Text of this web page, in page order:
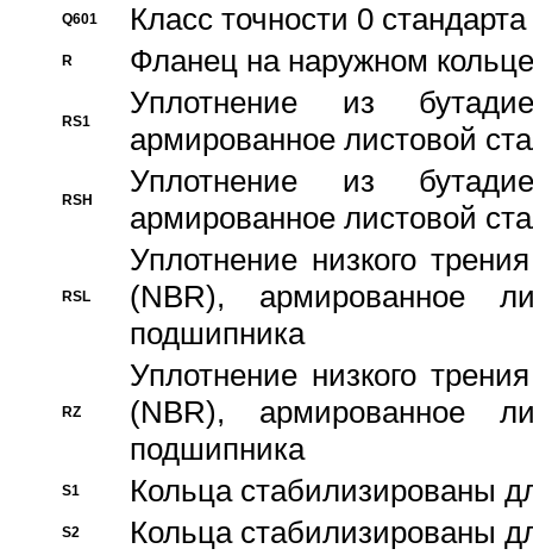
Q601 Класс точности 0
R Фланец на наружном кольце
RS1
Уплотнение из
армированное листовой
RSH
Уплотнение из
армированное листовой
RSL
Уплотнение низкого
(NBR), армированное
подшипника
RZ
Уплотнение низкого
(NBR), армированное
подшипника
S1 Кольца стабилизированы
S2 Кольца стабилизированы